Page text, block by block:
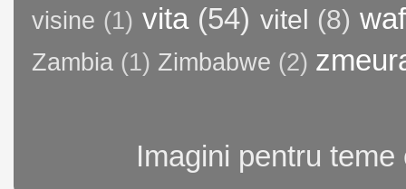
visine (1) vita (54) vitel (8)
Zambia (1) Zimbabwe (2)
Imagini pentru